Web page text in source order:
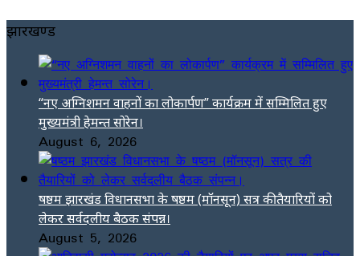
झारखण्ड
“नए अग्निशमन वाहनों का लोकार्पण” कार्यक्रम में सम्मिलित हुए
मुख्यमंत्री हेमन्त सोरेन।
August 6, 2026
षष्ठम झारखंड विधानसभा के षष्ठम (मॉनसून) सत्र की तैयारियों को
लेकर सर्वदलीय बैठक संपन्न।
August 5, 2026